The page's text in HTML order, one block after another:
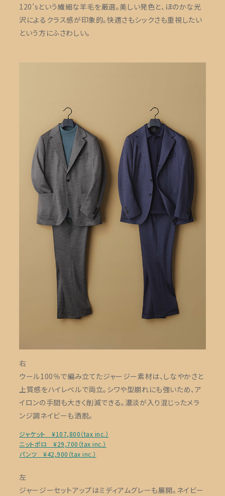
120’sという繊細な羊毛を厳選。美しい発色と、ほのかな光
沢によるクラス感が印象的。快適さもシックさも重視したい
という方にふさわしい。
右
ウール100％で編み立てたジャージー素材は、しなやかさと
上質感をハイレベルで両立。シワや型崩れにも強いため、ア
イロンの手間も大きく削減できる。濃淡が入り混じったメラ
ンジ調ネイビーも洒脱。
ジャケット ¥107,800（tax inc.）
ニットポロ ¥29,700（tax inc.）
パンツ ¥42,900（tax inc.）
左
ジャージーセットアップはミディアムグレーも展開。ネイビー